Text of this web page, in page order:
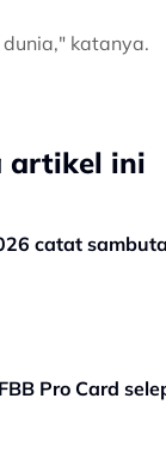
katanya.
artikel ini
catat
Pro Card